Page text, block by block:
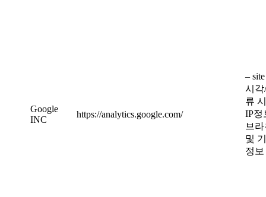
Google
INC
https://analytics.google.com/
–
시각
류
IP
브
및
정보